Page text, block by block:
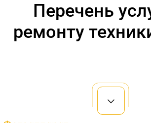
Перечень
ремонту